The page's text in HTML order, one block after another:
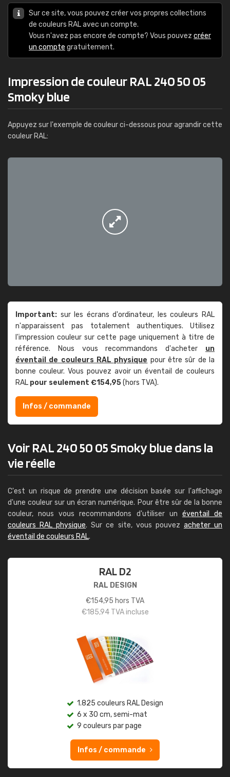
Sur ce site, vous pouvez créer vos propres collections
de couleurs RAL avec un compte.
Vous n'avez pas encore de compte? Vous pouvez créer
un compte gratuitement.
Impression de couleur RAL 240 50 05
Smoky blue
Appuyez sur l'exemple de couleur ci-dessous pour agrandir cette
couleur RAL:
Important: sur les écrans d'ordinateur, les couleurs RAL
n'apparaissent pas totalement authentiques. Utilisez
l'impression couleur sur cette page uniquement à titre de
référence. Nous vous recommandons d'acheter un
éventail de couleurs RAL physique pour être sûr de la
bonne couleur. Vous pouvez avoir un éventail de couleurs
RAL pour seulement €154,95(hors TVA).
Infos / commande
Voir RAL 240 50 05 Smoky blue dans la
vie réelle
C'est un risque de prendre une décision basée sur l'affichage
d'une couleur sur un écran numérique. Pour être sûr de la bonne
couleur, nous vous recommandons d'utiliser un éventail de
couleurs RAL physique. Sur ce site, vous pouvez acheter un
éventail de couleurs RAL.
RAL D2
RAL DESIGN
€154,95 hors TVA
€185,94TVA incluse
1.825 couleurs RAL Design
6 x 30 cm, semi-mat
9 couleurs par page
Infos / commande